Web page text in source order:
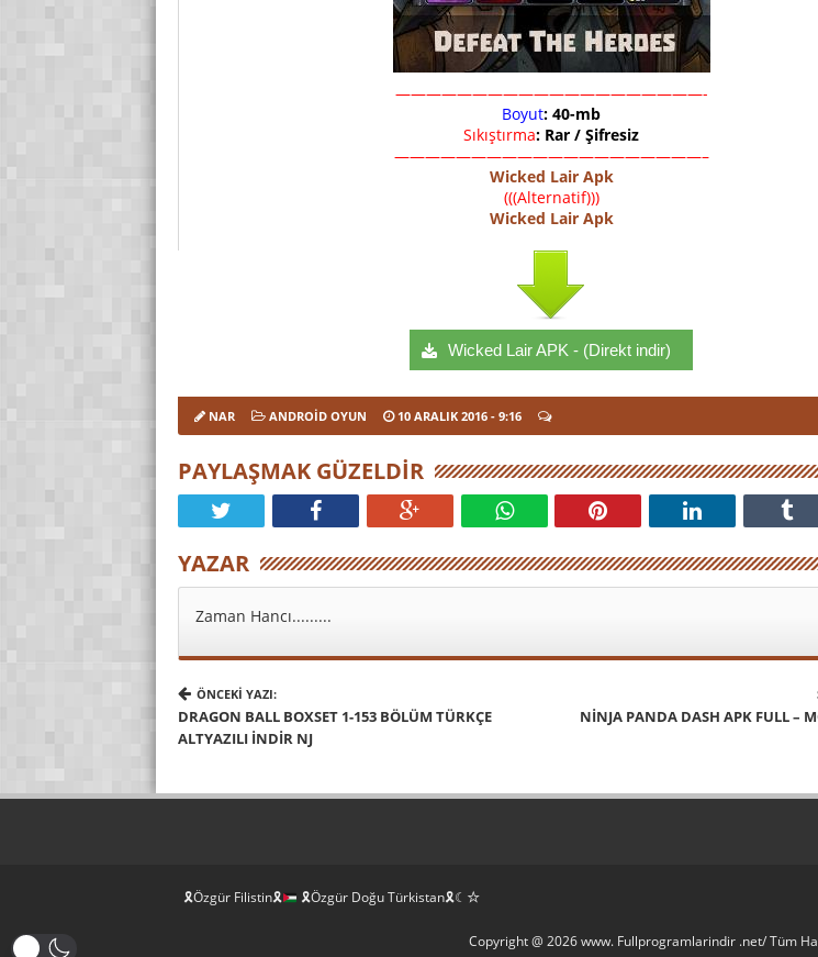
————————————————————-
Boyut: 40-mb
Sıkıştırma: Rar / Şifresiz
————————————————————–
Wicked Lair Apk
(((Alternatif)))
Wicked Lair Apk
Wicked Lair APK - (Direkt indir)
NAR ANDROID OYUN 10 ARALIK 2016 - 9:16
PAYLAŞMAK GÜZELDIR
YAZAR
Zaman Hancı.........
ÖNCEKI YAZI:
DRAGON BALL BOXSET 1-153 BÖLÜM TÜRKÇE
ALTYAZILI İNDIR NJ
NINJA PANDA DASH APK FULL –
🎗Özgür Filistin🎗 🎗Özgür Doğu Türkistan🎗☾☆
Copyright @ 2026 www. Fullprogramlarindir .net/ Tüm